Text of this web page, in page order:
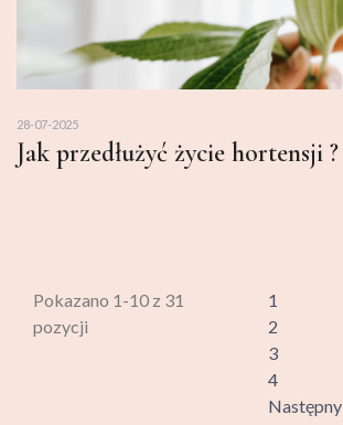
28-07-2025
Jak przedłużyć życie hortensji ?
Pokazano 1-10 z 31
pozycji
1
2
3
4
Następny